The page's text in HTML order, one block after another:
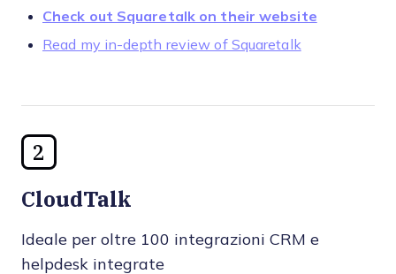
Check out Squaretalk on their website
Read my in-depth review of Squaretalk
2
CloudTalk
Ideale per oltre 100 integrazioni CRM e
helpdesk integrate